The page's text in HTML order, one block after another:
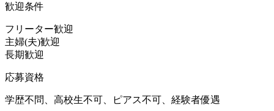
歓迎条件
フリーター歓迎
主婦(夫)歓迎
長期歓迎
応募資格
学歴不問、高校生不可、ピアス不可、経験者優遇